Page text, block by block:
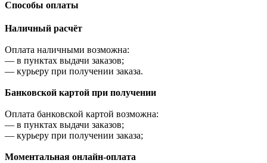
Cпособы оплаты
Наличный расчёт
Оплата наличными возможна:
— в пунктах выдачи заказов;
— курьеру при получении заказа.
Банковской картой при получении
Оплата банковской картой возможна:
— в пунктах выдачи заказов;
— курьеру при получении заказа;
Моментальная онлайн-оплата